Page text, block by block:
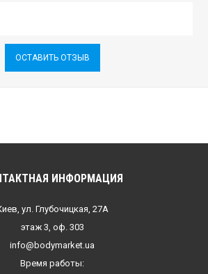
ОСТАВИТЬ ОТЗЫВ
ИНФОРМАЦИЯ
ул. Глубочицкая, 27А
этаж 3, оф. 303
info@bodymarket.ua
Время работы: